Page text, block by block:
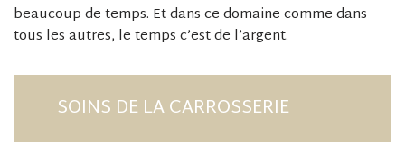
beaucoup de temps. Et dans ce domaine comme dans
tous les autres, le temps c’est de l’argent.
SOINS DE LA CARROSSERIE